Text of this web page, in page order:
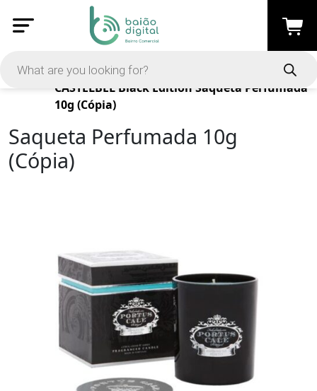
Products
CASTELBEL Black Edition Saqueta Perfumada
10g (Cópia)
Saqueta Perfumada 10g
(Cópia)